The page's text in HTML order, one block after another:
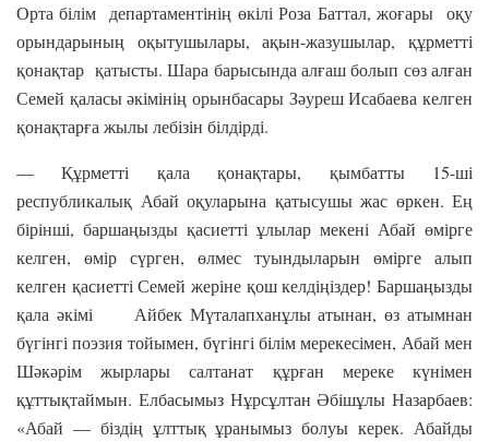
Орта білім департаментінің өкілі Роза Баттал, жоғары оқу
орындарының оқытушылары, ақын-жазушылар, құрметті
қонақтар қатысты. Шара барысында алғаш болып сөз алған
Семей қаласы әкімінің орынбасары Зәуреш Исабаева келген
қонақтарға жылы лебізін білдірді.
— Құрметті қала қонақтары, қымбатты 15-ші
республикалық Абай оқуларына қатысушы жас өркен. Ең
бірінші, баршаңызды қасиетті ұлылар мекені Абай өмірге
келген, өмір сүрген, өлмес туындыларын өмірге алып
келген қасиетті Семей жеріне қош келдіңіздер! Баршаңызды
қала әкімі Айбек Мүталапханұлы атынан, өз атымнан
бүгінгі поэзия тойымен, бүгінгі білім мерекесімен, Абай мен
Шәкәрім жырлары салтанат құрған мереке күнімен
құттықтаймын. Елбасымыз Нұрсұлтан Әбішұлы Назарбаев:
«Абай — біздің ұлттық ұранымыз болуы керек. Абайды